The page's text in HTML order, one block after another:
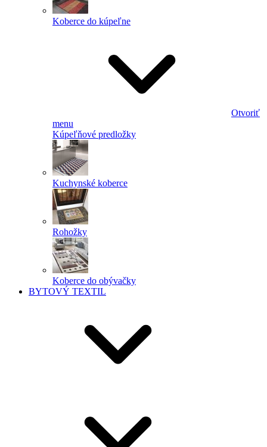
Koberce do kúpeľne
Otvoriť
menu
Kúpeľňové predložky
Kuchynské koberce
Rohožky
Koberce do obývačky
BYTOVÝ TEXTIL